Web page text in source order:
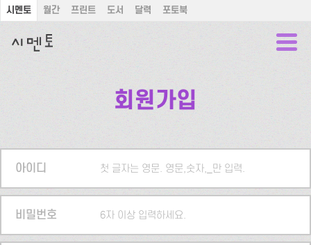
시멘토 월간 프린트 도서 달력 포토북
회원가입
아이디 첫 글자는 영문. 영문,숫자,_만 입력.
비밀번호 6자 이상 입력하세요.